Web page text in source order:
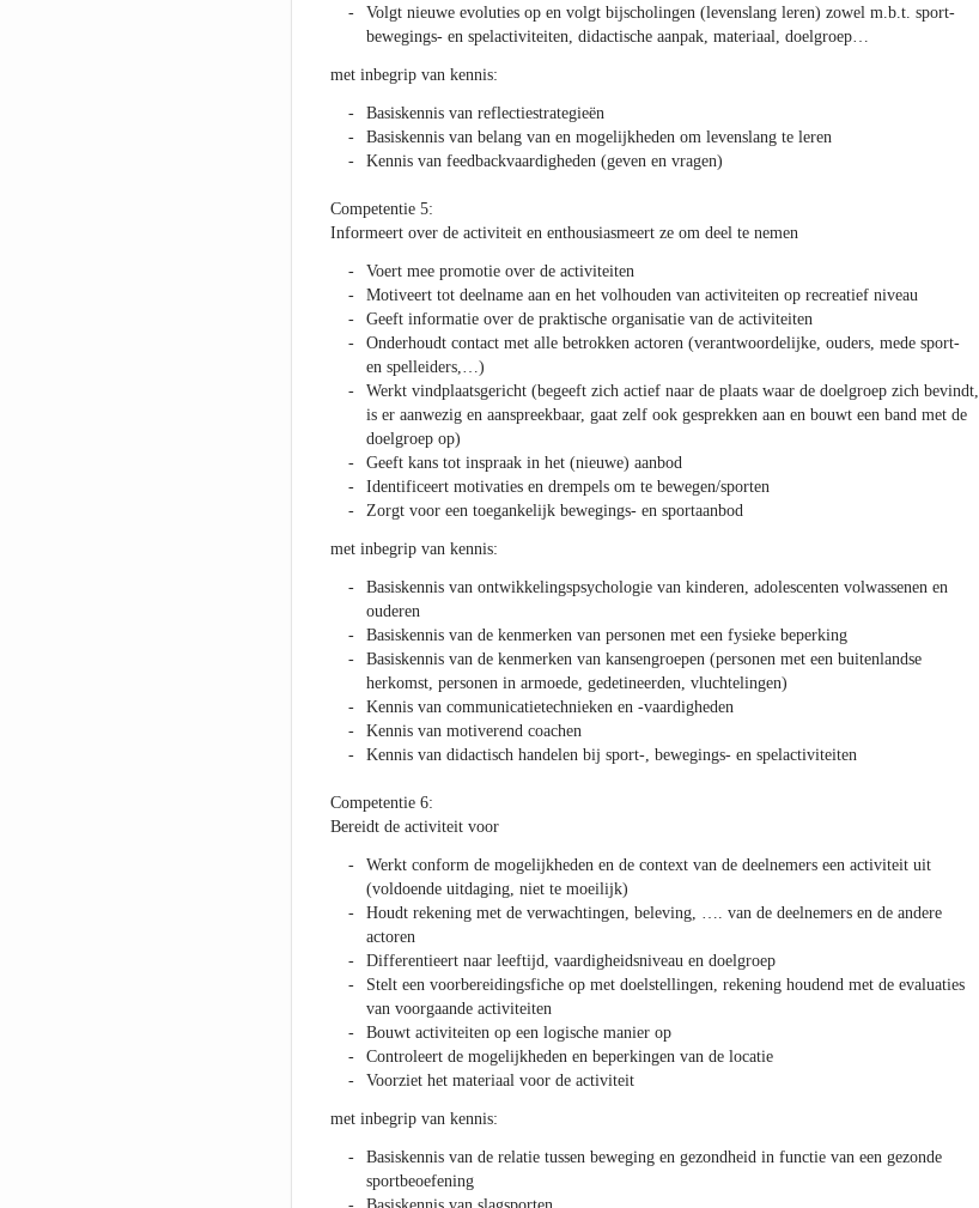
Volgt nieuwe evoluties op en volgt bijscholingen (levenslang leren) zowel m.b.t. sport-
bewegings- en spelactiviteiten, didactische aanpak, materiaal, doelgroep…
met inbegrip van kennis:
Basiskennis van reflectiestrategieën
Basiskennis van belang van en mogelijkheden om levenslang te leren
Kennis van feedbackvaardigheden (geven en vragen)
Competentie 5:
Informeert over de activiteit en enthousiasmeert ze om deel te nemen
Voert mee promotie over de activiteiten
Motiveert tot deelname aan en het volhouden van activiteiten op recreatief niveau
Geeft informatie over de praktische organisatie van de activiteiten
Onderhoudt contact met alle betrokken actoren (verantwoordelijke, ouders, mede sport-
en spelleiders,…)
Werkt vindplaatsgericht (begeeft zich actief naar de plaats waar de doelgroep zich bevindt,
is er aanwezig en aanspreekbaar, gaat zelf ook gesprekken aan en bouwt een band met de
doelgroep op)
Geeft kans tot inspraak in het (nieuwe) aanbod
Identificeert motivaties en drempels om te bewegen/sporten
Zorgt voor een toegankelijk bewegings- en sportaanbod
met inbegrip van kennis:
Basiskennis van ontwikkelingspsychologie van kinderen, adolescenten volwassenen en
ouderen
Basiskennis van de kenmerken van personen met een fysieke beperking
Basiskennis van de kenmerken van kansengroepen (personen met een buitenlandse
herkomst, personen in armoede, gedetineerden, vluchtelingen)
Kennis van communicatietechnieken en -vaardigheden
Kennis van motiverend coachen
Kennis van didactisch handelen bij sport-, bewegings- en spelactiviteiten
Competentie 6:
Bereidt de activiteit voor
Werkt conform de mogelijkheden en de context van de deelnemers een activiteit uit
(voldoende uitdaging, niet te moeilijk)
Houdt rekening met de verwachtingen, beleving, …. van de deelnemers en de andere
actoren
Differentieert naar leeftijd, vaardigheidsniveau en doelgroep
Stelt een voorbereidingsfiche op met doelstellingen, rekening houdend met de evaluaties
van voorgaande activiteiten
Bouwt activiteiten op een logische manier op
Controleert de mogelijkheden en beperkingen van de locatie
Voorziet het materiaal voor de activiteit
met inbegrip van kennis:
Basiskennis van de relatie tussen beweging en gezondheid in functie van een gezonde
sportbeoefening